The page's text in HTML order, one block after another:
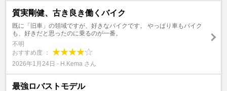
質実剛健、古き良き働くバイク
既に「旧車」の領域ですが、好きなバイクです。 やっぱり車もバイク
も、好きだと思ったのに乗るのが一番。
不明
おすすめ度 ：
2026年1月24日 - H.Kema さん
最強ロバストモデル